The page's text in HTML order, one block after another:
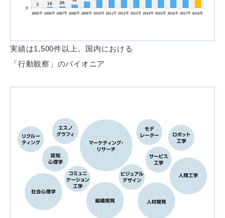
実績は1,500件以上。国内における
「行動観察」のパイオニア